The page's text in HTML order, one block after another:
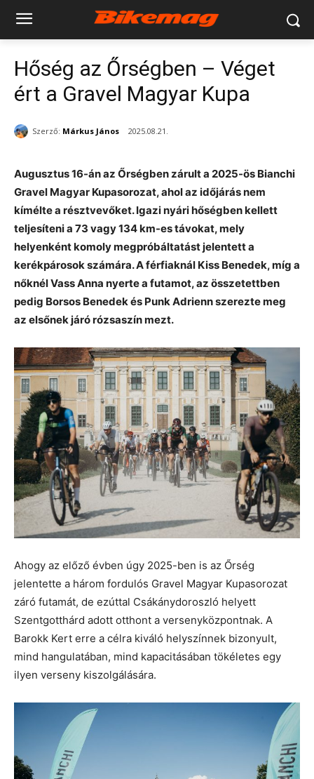
Hőség az Őrségben – Véget
ért a Gravel Magyar Kupa
Szerző: Márkus János 2025.08.21.
Augusztus 16-án az Őrségben zárult a 2025-ös Bianchi
Gravel Magyar Kupasorozat, ahol az időjárás nem
kímélte a résztvevőket. Igazi nyári hőségben kellett
teljesíteni a 73 vagy 134 km-es távokat, mely
helyenként komoly megpróbáltatást jelentett a
kerékpárosok számára. A férfiaknál Kiss Benedek, míg a
nőknél Vass Anna nyerte a futamot, az összetettben
pedig Borsos Benedek és Punk Adrienn szerezte meg
az elsőnek járó rózsaszín mezt.
Ahogy az előző évben úgy 2025-ben is az Őrség
jelentette a három fordulós Gravel Magyar Kupasorozat
záró futamát, de ezúttal Csákánydoroszló helyett
Szentgotthárd adott otthont a versenyközpontnak. A
Barokk Kert erre a célra kiváló helyszínnek bizonyult,
mind hangulatában, mind kapacitásában tökéletes egy
ilyen verseny kiszolgálására.